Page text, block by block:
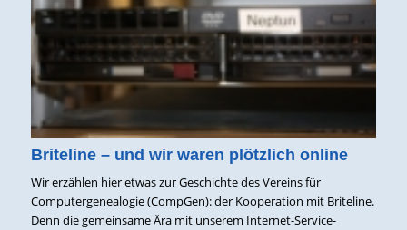
Briteline – und wir waren plötzlich online
Wir erzählen hier etwas zur Geschichte des Vereins für
Computergenealogie (CompGen): der Kooperation mit Briteline.
Denn die gemeinsame Ära mit unserem Internet-Service-